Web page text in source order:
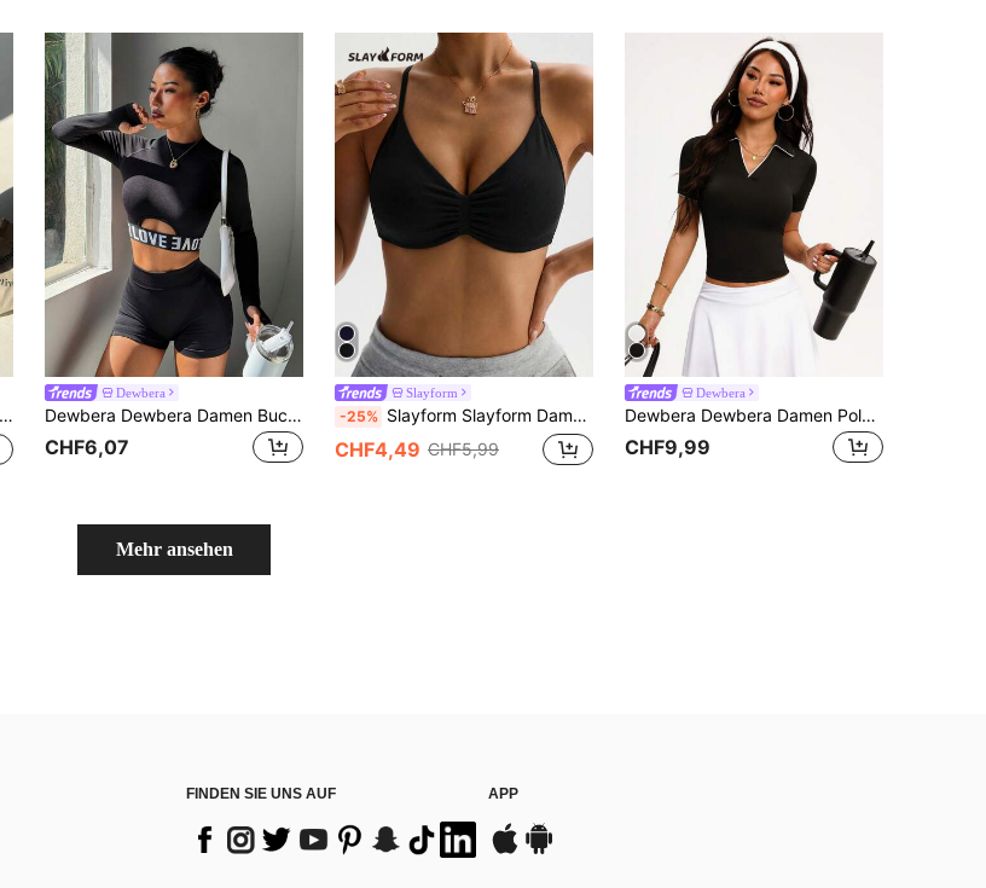
Dewbera
Dewbera Dewbera Damen Buchstaben-Muster Ausschnitt Raglan Langarm Crop Sport T-Shirt
CHF6,07
Slayform
-25% Slayform Slayform Damen Einfarbiger Plissee Lässig Vielseitig Alltags Sport-BH
CHF4,49 CHF5,99
Dewbera
Dewbera Dewbera Damen Polo Shirt mit kurzen Ärmeln, tailliert, atmungsaktiv
CHF9,99
Mehr ansehen
FINDEN SIE UNS AUF APP